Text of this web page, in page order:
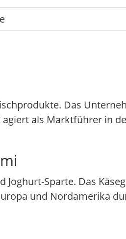
Das
als Marktführer in
Sparte. Das
und Nordamerika